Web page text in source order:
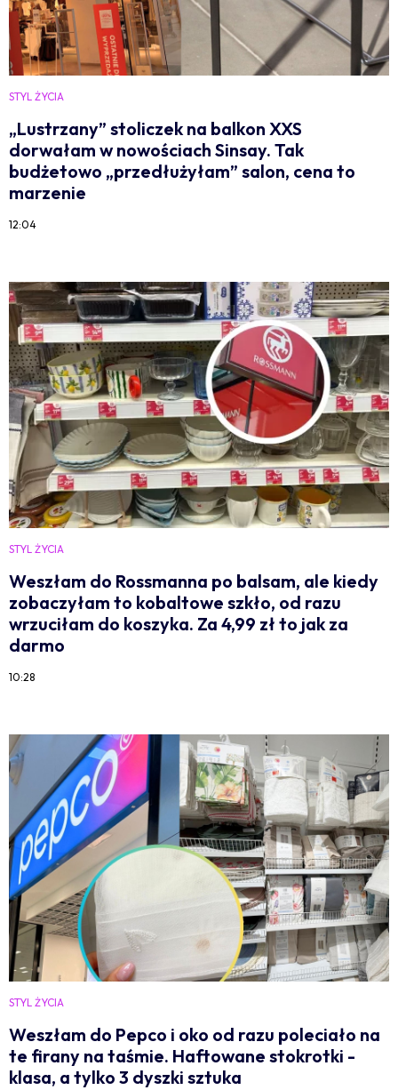
STYL ŻYCIA
„Lustrzany” stoliczek na balkon XXS
dorwałam w nowościach Sinsay. Tak
budżetowo „przedłużyłam” salon, cena to
marzenie
12:04
STYL ŻYCIA
Weszłam do Rossmanna po balsam, ale kiedy
zobaczyłam to kobaltowe szkło, od razu
wrzuciłam do koszyka. Za 4,99 zł to jak za
darmo
10:28
STYL ŻYCIA
Weszłam do Pepco i oko od razu poleciało na
te firany na taśmie. Haftowane stokrotki -
klasa, a tylko 3 dyszki sztuka